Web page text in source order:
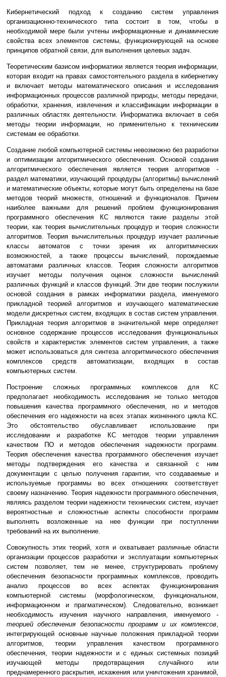
Кибернетический подход к созданию систем управления
организационно-технического типа состоит в том, чтобы в
необходимой мере были учтены информационные и динамические
свойства всех элементов системы, функционирующей на основе
принципов обратной связи, для выполнения целевых задач.
Теоретическим базисом информатики является теория информации,
которая входит на правах самостоятельного раздела в кибернетику
и включает методы математического описания и исследования
информационных процессов различной природы, методы передачи,
обработки, хранения, извлечения и классификации информации в
различных областях деятельности. Информатика включает в себя
методы теории информации, но применительно к техническим
системам ее обработки.
Создание любой компьютерной системы невозможно без разработки
и оптимизации алгоритмического обеспечения. Основой создания
алгоритмического обеспечения является теория алгоритмов -
раздел математики, изучающий процедуры (алгоритмы) вычислений
и математические объекты, которые могут быть определены на базе
методов теорий множеств, отношений и функционалов. Причем
наиболее важными для решений проблем функционирования
программного обеспечения КС являются такие разделы этой
теории, как теория вычислительных процедур и теория сложности
алгоритмов. Теория вычислительных процедур изучает различные
классы автоматов с точки зрения их алгоритмических
возможностей, а также процессы вычислений, порождаемые
автоматами различных классов. Теория сложности алгоритмов
изучает методы получения оценок сложности вычислений
различных функций и классов функций. Эти две теории послужили
основой создания в рамках информатики раздела, именуемого
прикладной теорией алгоритмов и изучающего математические
модели дискретных систем, входящих в состав систем управления.
Прикладная теория алгоритмов в значительной мере определяет
основное содержание процессов исследования функциональных
свойств и характеристик элементов систем управления, а также
может использоваться для синтеза алгоритмического обеспечения
комплексов средств автоматизации, входящих в состав
компьютерных систем.
Построение сложных программных комплексов для КС
предполагает необходимость исследования не только методов
повышения качества программного обеспечения, но и методов
обеспечения его надежности на всех этапах жизненного цикла КС.
Это обстоятельство обуславливает использование при
исследовании и разработке КС методов теории управления
качеством ПО и методов обеспечения надежности программ.
Теория обеспечения качества программного обеспечения изучает
методы подтверждения его качества и связанной с ним
документации с целью получения гарантии, что создаваемые и
используемые программы во всех отношениях соответствует
своему назначению. Теория надежности программного обеспечения,
являясь разделом теории надежности технических систем, изучает
вероятностные и сложностные аспекты способности программ
выполнять возложенные на нее функции при поступлении
требований на их выполнение.
Совокупность этих теорий, хотя и охватывает различные области
организации процессов разработки и эксплуатации компьютерных
систем позволяет, тем не менее, структурировать проблему
обеспечения безопасности программных комплексов, проводить
анализ процессов во всех аспектах функционирования
компьютерной системы (морфологическом, функциональном,
информационном и прагматическом). Следовательно, возникает
необходимость изучения научного направления, именуемого -
теорией обеспечения безопасности программ и их комплексов
интегрирующей основные научные положения прикладной теории
алгоритмов, теории управления качеством программного
обеспечения, теории надежности и с единых системных позиций
изучающей методы предотвращения случайного или
преднамеренного раскрытия, искажения или уничтожения хранимой,